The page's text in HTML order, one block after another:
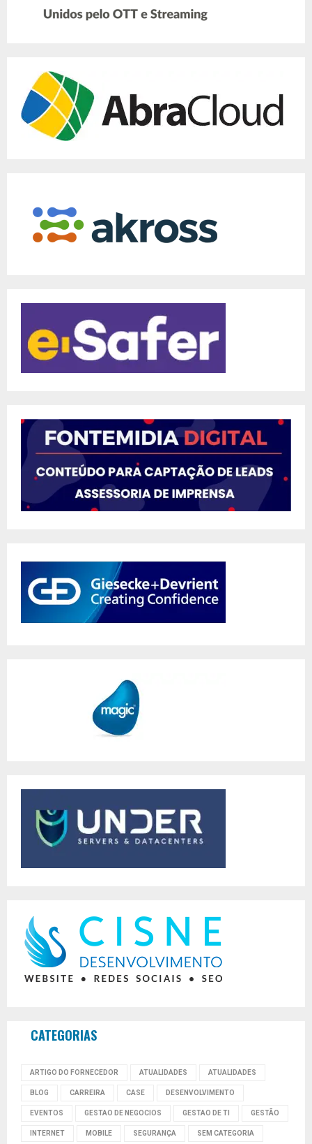
CATEGORIAS
ARTIGO DO FORNECEDOR ATUALIDADES ATUALIDADES
BLOG CARREIRA CASE DESENVOLVIMENTO
EVENTOS GESTAO DE NEGOCIOS GESTAO DE TI GESTÃO
INTERNET MOBILE SEGURANÇA SEM CATEGORIA